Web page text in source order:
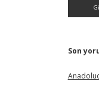
Son